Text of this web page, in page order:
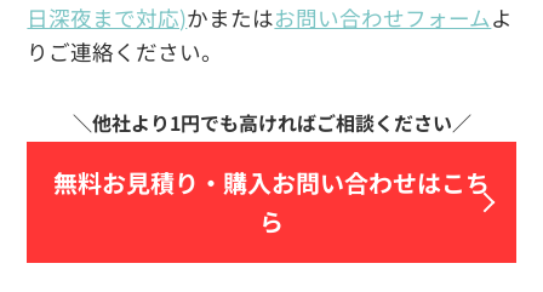
日深夜まで対応)かまたはお問い合わせフォームよ
りご連絡ください。
無料お見積り・ 購入お問い合わせはこち
ら